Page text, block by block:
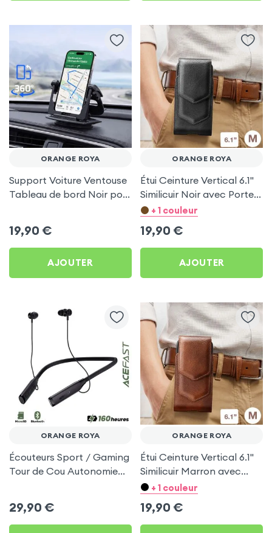
ORANGE ROYA
Support Voiture Ventouse
Tableau de bord Noir pour
19,90 €
AJOUTER
ORANGE ROYA
Étui Ceinture Vertical 6.1''
Similicuir Noir avec Porte
carte pour Orange Roya
+ 1 couleur
19,90 €
AJOUTER
ORANGE ROYA
Écouteurs Sport / Gaming
Tour de Cou Autonomie
29,90 €
ORANGE ROYA
Étui Ceinture Vertical 6.1''
Similicuir Marron avec
Porte carte pour Orange
+ 1 couleur
19,90 €